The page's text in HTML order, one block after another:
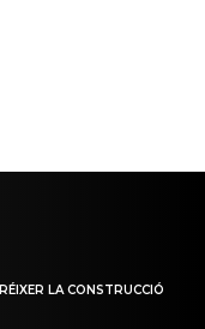
LA CONSTRUCCIÓ